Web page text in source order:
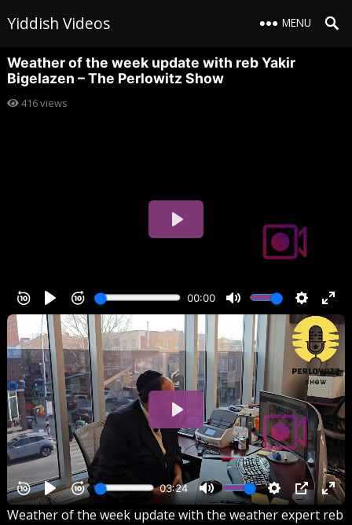
Yiddish Videos MENU
Weather of the week update with reb Yakir
Bigelazen – The Perlowitz Show
416views
Weather of the week update with the weather expert reb